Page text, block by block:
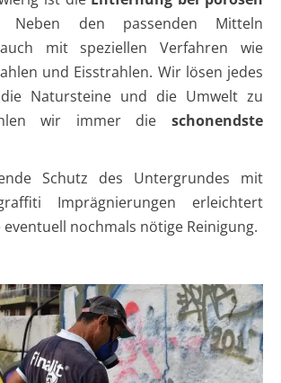
Neben den passenden Mitteln
mit speziellen Verfahren wie
und Eisstrahlen. Wir lösen jedes
Natursteine und die Umwelt zu
wir immer die schonendste
Schutz des Untergrundes mit
Imprägnierungen erleichtert
nochmals nötige Reinigung.